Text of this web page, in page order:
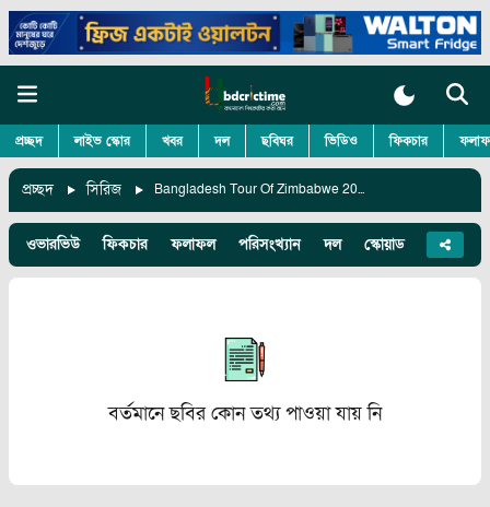
প্রচ্ছদ লাইভ স্কোর খবর দল ছবিঘর ভিডিও ফিকচার
প্রচ্ছদ সিরিজ Bangladesh Tour Of Zimbabwe 2022
ওভারভিউ ফিকচার ফলাফল পরিসংখ্যান দল স্কোয়াড খবর
বর্তমানে ছবির কোন তথ্য পাওয়া যায় নি